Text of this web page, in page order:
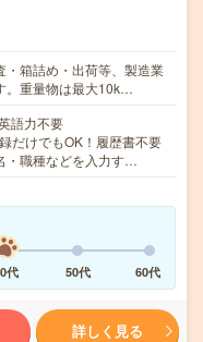
・箱詰め・出荷等、製造業
。重量物は最大10k…
語力不要
だけでもOK！履歴書不要
・職種などを入力す…
代 50代 60代
詳しく見る